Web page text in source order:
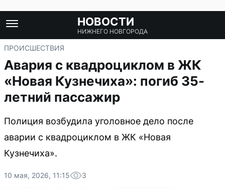
НОВОСТИ
НИЖНЕГО НОВГОРОДА
ПРОИСШЕСТВИЯ
Авария с квадроциклом в ЖК
«Новая Кузнечиха»: погиб 35-
летний пассажир
Полиция возбудила уголовное дело после
аварии с квадроциклом в ЖК «Новая
Кузнечиха».
10 мая, 2026, 11:15 3